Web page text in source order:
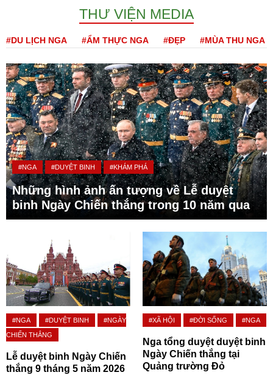
THƯ VIỆN MEDIA
#DU LỊCH NGA #ẨM THỰC NGA #ĐẸP #MÙA THU NGA
#NGA #DUYỆT BINH #KHÁM PHÁ
Những hình ảnh ấn tượng về Lễ duyệt
binh Ngày Chiến thắng trong 10 năm qua
#NGA #DUYỆT BINH
#NGÀY
CHIẾN THẮNG
Lễ duyệt binh Ngày Chiến
thắng 9 tháng 5 năm 2026
#XÃ HỘI #ĐỜI SỐNG #NGA
Nga tổng duyệt duyệt binh
Ngày Chiến thắng tại
Quảng trường Đỏ